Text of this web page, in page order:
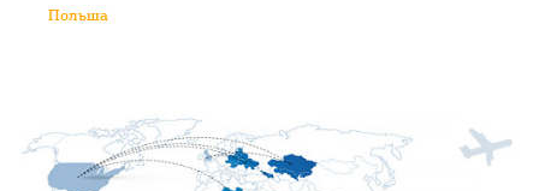
Польша